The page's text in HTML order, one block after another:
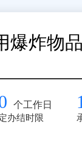
爆炸物
个工作日
办结时限
1